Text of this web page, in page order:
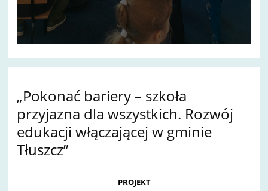
„Pokonać bariery – szkoła
przyjazna dla wszystkich. Rozwój
edukacji włączającej w gminie
Tłuszcz”
PROJEKT